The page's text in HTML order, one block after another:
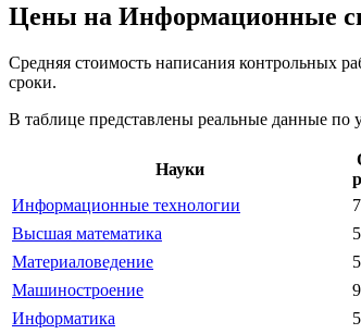
Цены на Информационные
Средняя стоимость написания контрольных
сроки.
В таблице представлены реальные данные по
Науки
Информационные технологии
Высшая математика
Материаловедение
Машиностроение
Информатика